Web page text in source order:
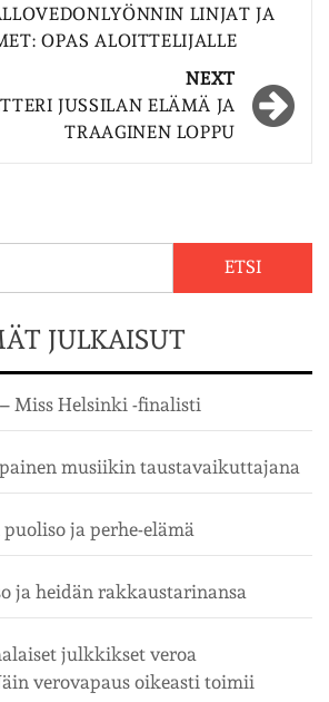
LINJAT JA
OPAS ALOITTELIJALLE
NEXT
JUSSILAN ELÄMÄ JA
TRAAGINEN LOPPU
JULKAISUT
Miss Helsinki -finalisti
musiikin taustavaikuttajana
ja perhe-elämä
ja heidän rakkaustarinansa
julkkikset veroa
verovapaus oikeasti toimii